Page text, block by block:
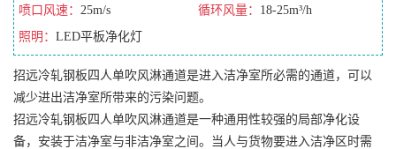
无尘车间
喷口风速： 25m/s 循环风量： 18-25m³/h
照明： LED平板净化灯
招远冷轧钢板四人单吹风淋通道是进入洁净室所必需的通道，可以
减少进出洁净室所带来的污染问题。
招远冷轧钢板四人单吹风淋通道是一种通用性较强的局部净化设
备，安装于洁净室与非洁净室之间。当人与货物要进入洁净区时需